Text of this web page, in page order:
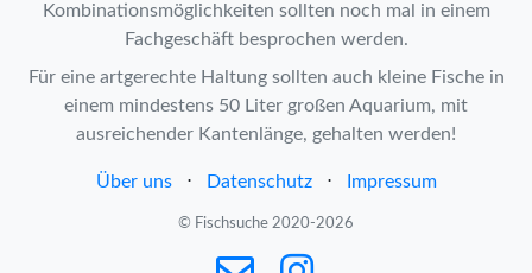
Kombinationsmöglichkeiten sollten noch mal in einem
Fachgeschäft besprochen werden.
Für eine artgerechte Haltung sollten auch kleine Fische in
einem mindestens 50 Liter großen Aquarium, mit
ausreichender Kantenlänge, gehalten werden!
Über uns ⋅ Datenschutz ⋅ Impressum
© Fischsuche 2020-2026